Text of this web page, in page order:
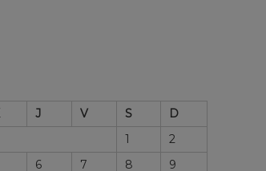
J V S
D
1
2
6 7 8 9